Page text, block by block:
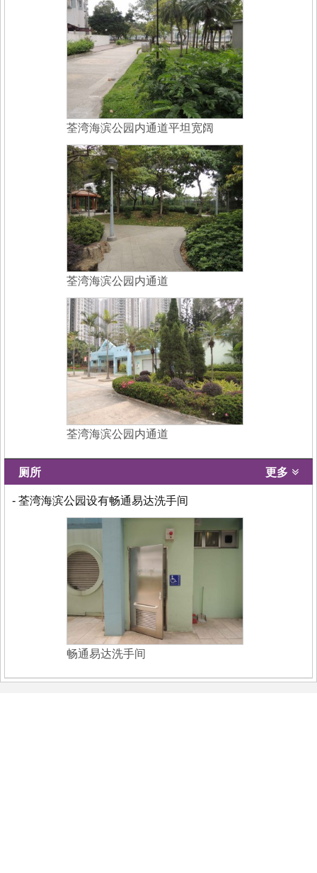
荃湾海滨公园内通道平坦宽阔
荃湾海滨公园内通道
荃湾海滨公园内通道
厕所 更多
- 荃湾海滨公园设有畅通易达洗手间
畅通易达洗手间